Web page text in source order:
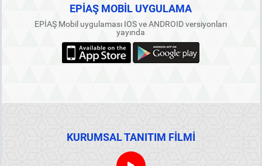
EPİAŞ MOBİL UYGULAMA
EPİAŞ Mobil uygulaması IOS ve ANDROID versiyonları
yayında
KURUMSAL TANITIM FİLMİ